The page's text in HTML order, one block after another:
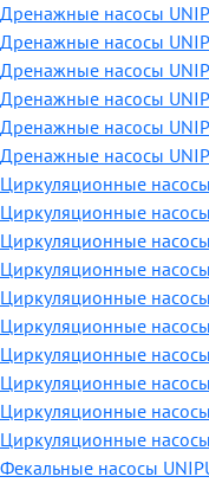
Дренажные насосы
Дренажные насосы
Дренажные насосы
Дренажные насосы
Дренажные насосы
Дренажные насосы
Циркуляционные
Циркуляционные
Циркуляционные
Циркуляционные
Циркуляционные
Циркуляционные
Циркуляционные
Циркуляционные
Циркуляционные
Циркуляционные
Фекальные насосы